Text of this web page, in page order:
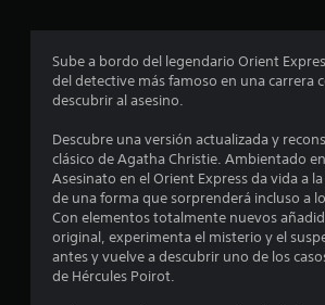
Sube a bordo del legendario Orient
del detective más famoso en una carrera
descubrir al asesino.
Descubre una versión actualizada y
clásico de Agatha Christie. Ambientado
Asesinato en el Orient Express da vida a
de una forma que sorprenderá incluso a
Con elementos totalmente nuevos
original, experimenta el misterio y el
antes y vuelve a descubrir uno de los
de Hércules Poirot.